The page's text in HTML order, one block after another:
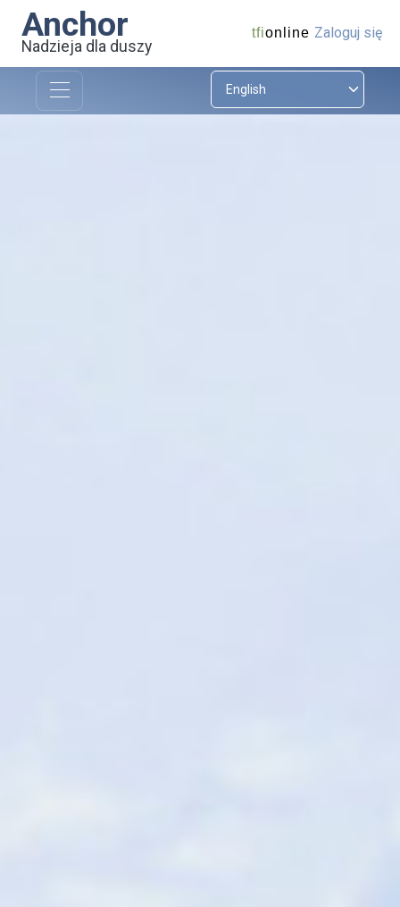
Anchor
Nadzieja dla duszy
tfionline Zaloguj się